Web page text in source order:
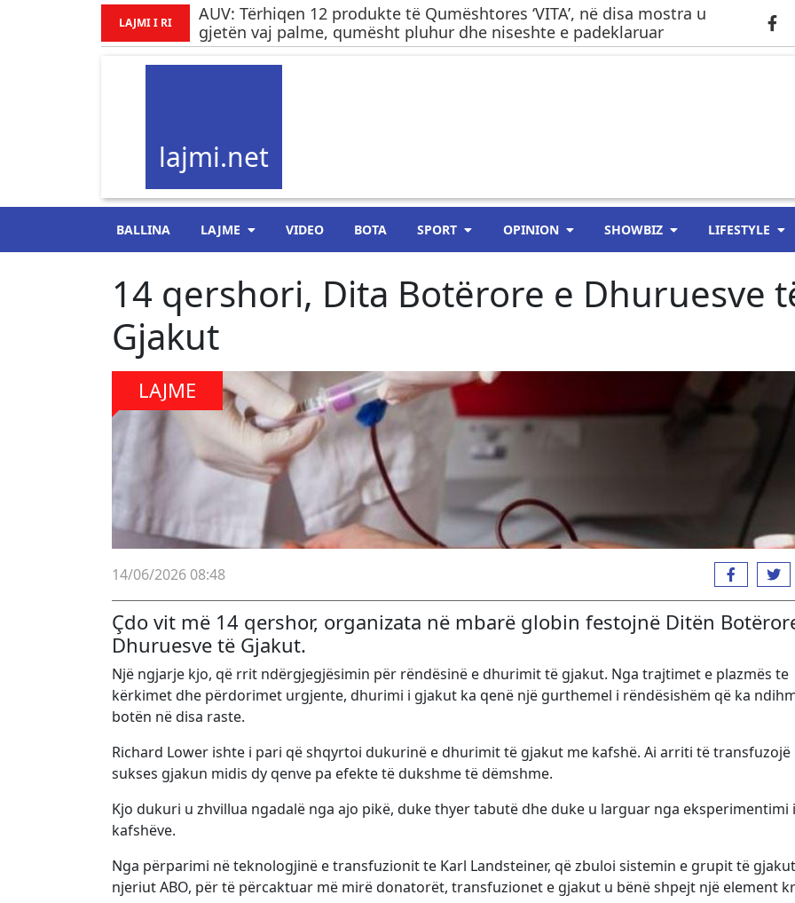
LAJMI I RI
AUV: Tërhiqen 12 produkte të Qumështores ‘VITA’, në disa mostra u
gjetën vaj palme, qumësht pluhur dhe niseshte e padeklaruar
lajmi.net
BALLINA LAJME VIDEO BOTA SPORT OPINION SHOWBIZ LIFESTYLE
14 qershori, Dita Botërore e Dhuruesve
Gjakut
LAJME
14/06/2026 08:48
Çdo vit më 14 qershor, organizata në mbarë globin festojnë Ditën
Dhuruesve të Gjakut.
Një ngjarje kjo, që rrit ndërgjegjësimin për rëndësinë e dhurimit të gjakut. Nga trajtimet e plazmës te
kërkimet dhe përdorimet urgjente, dhurimi i gjakut ka qenë një gurthemel i rëndësishëm që ka
botën në disa raste.
Richard Lower ishte i pari që shqyrtoi dukurinë e dhurimit të gjakut me kafshë. Ai arriti të transfuzojë
sukses gjakun midis dy qenve pa efekte të dukshme të dëmshme.
Kjo dukuri u zhvillua ngadalë nga ajo pikë, duke thyer tabutë dhe duke u larguar nga eksperimentimi i
kafshëve.
Nga përparimi në teknologjinë e transfuzionit te Karl Landsteiner, që zbuloi sistemin e grupit të
njeriut ABO, për të përcaktuar më mirë donatorët, transfuzionet e gjakut u bënë shpejt një element